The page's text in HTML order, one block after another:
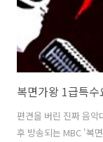
편견을 버린 진짜 음
후 방송되는 MBC '복